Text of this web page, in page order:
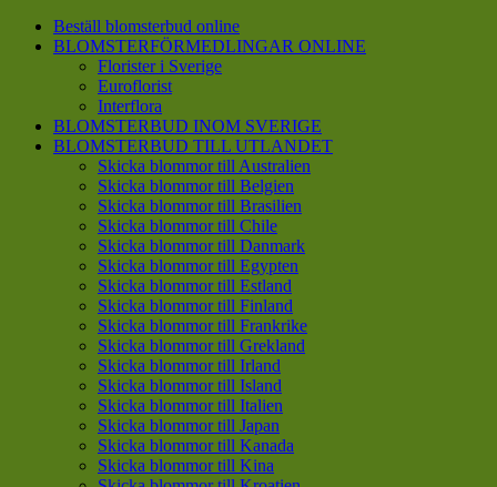
Beställ blomsterbud online
BLOMSTERFÖRMEDLINGAR ONLINE
Florister i Sverige
Euroflorist
Interflora
BLOMSTERBUD INOM SVERIGE
BLOMSTERBUD TILL UTLANDET
Skicka blommor till Australien
Skicka blommor till Belgien
Skicka blommor till Brasilien
Skicka blommor till Chile
Skicka blommor till Danmark
Skicka blommor till Egypten
Skicka blommor till Estland
Skicka blommor till Finland
Skicka blommor till Frankrike
Skicka blommor till Grekland
Skicka blommor till Irland
Skicka blommor till Island
Skicka blommor till Italien
Skicka blommor till Japan
Skicka blommor till Kanada
Skicka blommor till Kina